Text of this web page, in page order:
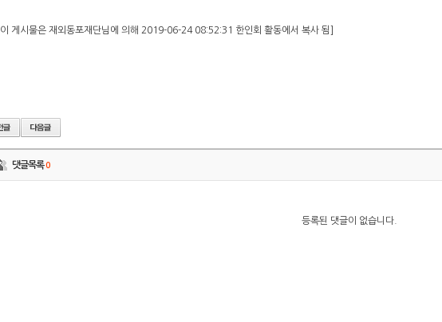
[이 게시물은 재외동포재단님에 의해 2019-06-24 08:52:31 한인회 활동에서 복사 됨]
댓글목록0
등록된 댓글이 없습니다.